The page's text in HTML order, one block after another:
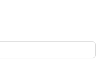
contre
erreur